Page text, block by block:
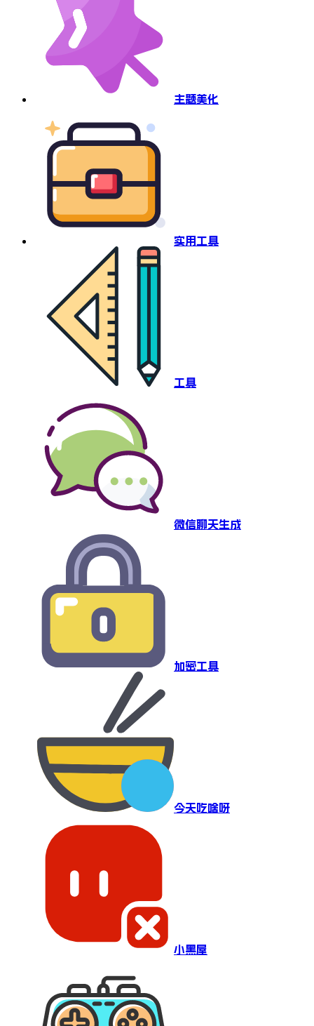
主题美化
实用工具
工具
微信聊天生成
加密工具
今天吃啥呀
小黑屋